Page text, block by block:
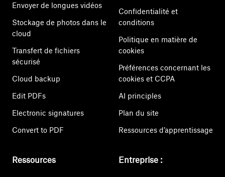
Envoyer de longues vidéos
Stockage de photos dans le
cloud
Transfert de fichiers
sécurisé
Cloud backup
Edit PDFs
Electronic signatures
Convert to PDF
Confidentialité et
conditions
Politique en matière de
cookies
Préférences concernant les
cookies et CCPA
AI principles
Plan du site
Ressources d’apprentissage
Ressources Entreprise :